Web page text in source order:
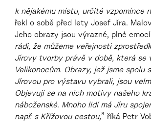
k nějakému místu, určité vzpomínce
řekl o sobě před lety Josef Jíra.
Jeho obrazy jsou výrazné, plné
rádi, že můžeme veřejnosti
Jírovy tvorby právě v době, která se
Velikonocům. Obrazy, jež jsme spolu
Jírovou pro výstavu vybrali, jsou
Objevují se na nich motivy našeho
náboženské. Mnoho lidí má Jíru
např. s Křížovou cestou,” říká Petr